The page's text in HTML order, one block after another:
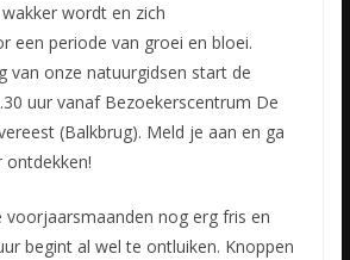
wordt en zich
een periode van groei en bloei.
van onze natuurgidsen start de
uur vanaf Bezoekerscentrum De
(Balkbrug). Meld je aan en ga
voorjaarsmaanden nog erg fris en
begint al wel te ontluiken. Knoppen